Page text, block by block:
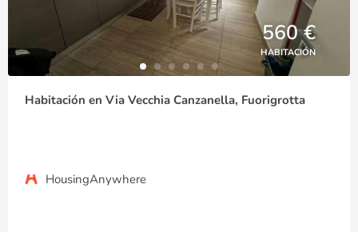
560 €
HABITACIÓN
Habitación en Via Vecchia Canzanella, Fuorigrotta
HousingAnywhere